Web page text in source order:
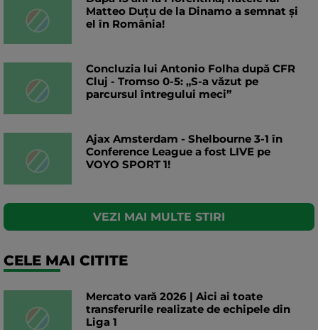
Matteo Duțu de la Dinamo a semnat și
el în România!
Concluzia lui Antonio Folha după CFR
Cluj - Tromso 0-5: „S-a văzut pe
parcursul întregului meci”
Ajax Amsterdam - Shelbourne 3-1 în
Conference League a fost LIVE pe
VOYO SPORT 1!
VEZI MAI MULTE STIRI
CELE MAI CITITE
Mercato vară 2026 | Aici ai toate
transferurile realizate de echipele din
Liga 1